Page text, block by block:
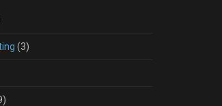
(3)